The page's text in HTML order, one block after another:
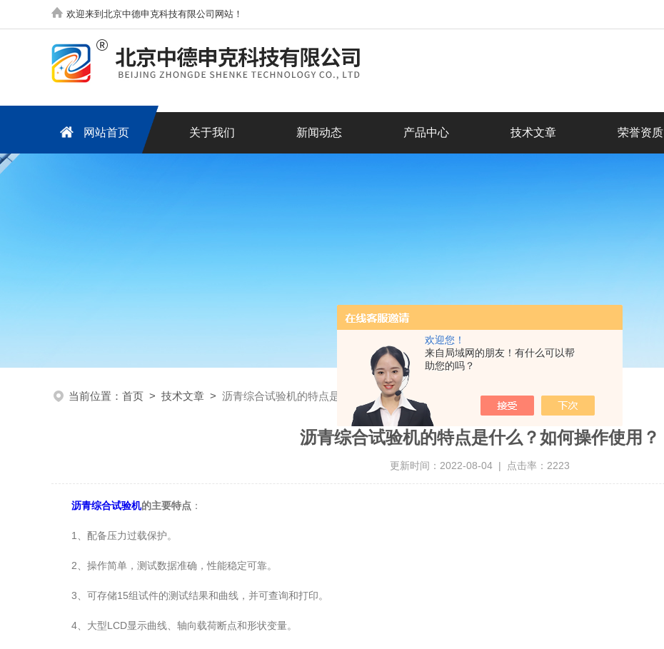
欢迎您！
来自局域网的朋友！有什么可以帮
助您的吗？
欢迎来到北京中德申克科技有限公司网站！
网站首页 关于我们 新闻动态 产品中心 技术文章 荣誉资质
当前位置： 首页 > 技术文章 > 沥青综合试验机的特点是什么？如何操作使用？
沥青综合试验机的特点是什么？如何操作使用？
更新时间：2022-08-04 | 点击率：2223
沥青综合试验机的主要特点 ：
1、配备压力过载保护。
2、操作简单，测试数据准确，性能稳定可靠。
3、可存储15组试件的测试结果和曲线，并可查询和打印。
4、大型LCD显示曲线、轴向载荷断点和形状变量。